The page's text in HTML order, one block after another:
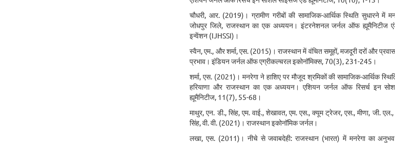
चौधरी, आर. (2019)। ग्रामीण गरीबों की सामाजिक-आर्थिक स्थिति सुधारने में
जोधपुर जिले, राजस्थान का एक अध्ययन। इंटरनेशनल जर्नल ऑफ ह्यूमैनिटीज
इन्वेंशन (IJHSSI)।
स्वैन, एम., और शर्मा, एस. (2015)। राजस्थान में वंचित समूहों, मजदूरी दरों और
प्रभाव। इंडियन जर्नल ऑफ एग्रीकल्चरल इकोनॉमिक्स, 70(3), 231-245।
शर्मा, एस. (2021)। मनरेगा ने हाशिए पर मौजूद श्रमिकों की सामाजिक-आर्थिक
हरियाणा और राजस्थान का एक अध्ययन। एशियन जर्नल ऑफ रिसर्च इन
ह्यूमैनिटीज, 11(7), 55-68।
माथुर, एन. डी., सिंह, एम. वाई., शेखावत, एम. एस., क्यूम ट्रेजर, एस., मीणा, जी.
सिंह, वी. वी. (2021)। राजस्थान इकोनॉमिक जर्नल।
लखा, एस. (2011)। नीचे से जवाबदेही: राजस्थान (भारत) में मनरेगा का